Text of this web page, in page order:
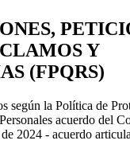
Y
(FPQRS)
según la Política de
acuerdo del
2024 - acuerdo